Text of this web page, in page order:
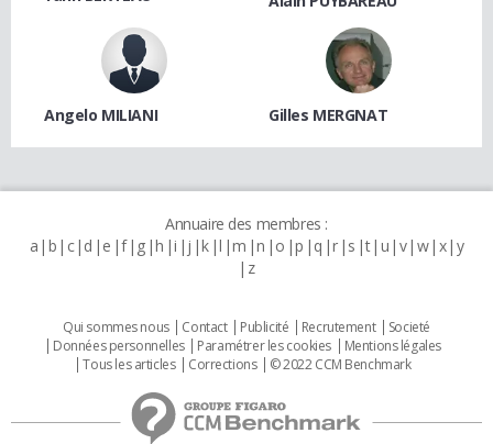
Angelo MILIANI Gilles MERGNAT
Annuaire des membres :
a b c d e f g h i j k l m n o p q r s t u v w x y
z
Qui sommes nous Contact Publicité Recrutement
Societé
Données personnelles
Paramétrer les cookies
Mentions légales
Tous les articles
Corrections © 2022 CCM Benchmark